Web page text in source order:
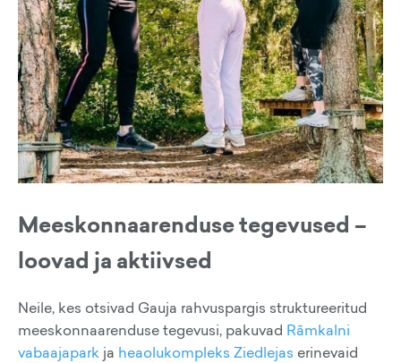
Meeskonnaarenduse tegevused –
loovad ja aktiivsed
Neile, kes otsivad Gauja rahvuspargis struktureeritud
meeskonnaarenduse tegevusi, pakuvad Rāmkalni
vabaajapark ja heaolukompleks Ziedlejas erinevaid